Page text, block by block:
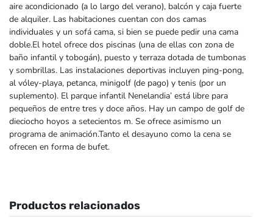
aire acondicionado (a lo largo del verano), balcón y caja fuerte
de alquiler. Las habitaciones cuentan con dos camas
individuales y un sofá cama, si bien se puede pedir una cama
doble.El hotel ofrece dos piscinas (una de ellas con zona de
baño infantil y tobogán), puesto y terraza dotada de tumbonas
y sombrillas. Las instalaciones deportivas incluyen ping-pong,
al vóley-playa, petanca, minigolf (de pago) y tenis (por un
suplemento). El parque infantil Nenelandia’ está libre para
pequeños de entre tres y doce años. Hay un campo de golf de
dieciocho hoyos a setecientos m. Se ofrece asimismo un
programa de animación.Tanto el desayuno como la cena se
ofrecen en forma de bufet.
Productos relacionados